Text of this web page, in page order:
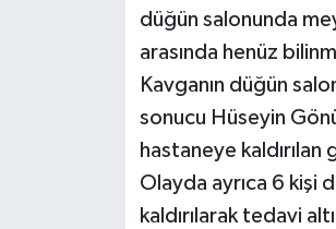
düğün salonunda
arasında henüz
Kavganın düğün
sonucu Hüseyin
hastaneye
Olayda ayrıca 6 kişi
kaldırılarak tedavi